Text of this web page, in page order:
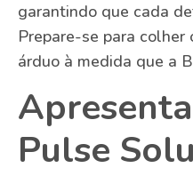
garantindo que cada
Prepare-se para
árduo à medida que a
Pulse